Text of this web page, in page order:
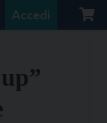
Accedi